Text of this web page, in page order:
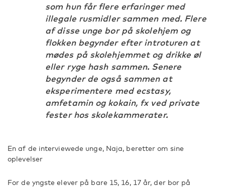
som hun får flere erfaringer med
illegale rusmidler sammen med. Flere
af disse unge bor på skolehjem og
flokken begynder efter introturen at
mødes på skolehjemmet og drikke øl
eller ryge hash sammen. Senere
begynder de også sammen at
eksperimentere med ecstasy,
amfetamin og kokain, fx ved private
fester hos skolekammerater.
En af de interviewede unge, Naja, beretter om sine
oplevelser
For de yngste elever på bare 15, 16, 17 år, der bor på